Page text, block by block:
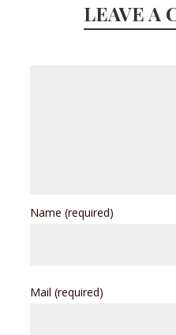
LEAVE A
Name(required)
Mail(required)